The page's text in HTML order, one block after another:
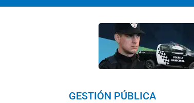
GESTIÓN PÚBLICA